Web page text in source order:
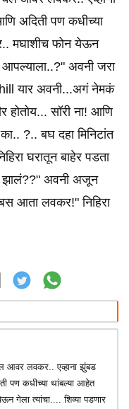
अदिती पण कधीच्या
मघाशीच फोन येऊन
अवनी जरा
यार अवनी...अगं नेमकं
सॉरी ना! आणि
?.. बघ दहा मिनिटांत
घरातून बाहेर पडता
झालं??" अवनी अजून
आता लवकर!" निहिरा
आवर लवकर.. एव्हाना झुंबड
पण कधीच्या थांबल्या आहेत
गेला त्यांचा.... शिव्या पडणार